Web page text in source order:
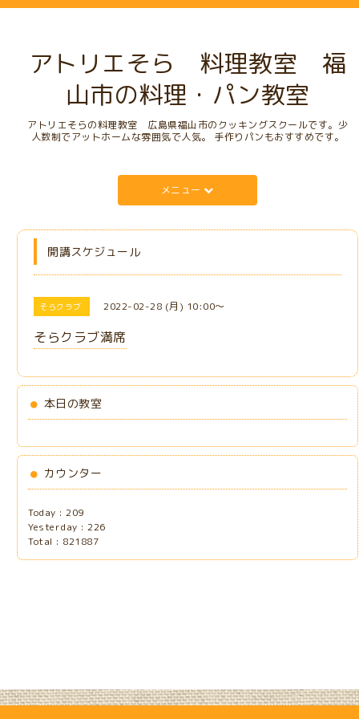
アトリエそら 料理教室 福
山市の料理・パン教室
アトリエそらの料理教室 広島県福山市のクッキングスクールです。少
人数制でアットホームな雰囲気で人気。 手作りパンもおすすめです。
メニュー
開講スケジュール
そらクラブ 2022-02-28 (月) 10:00～
そらクラブ満席
本日の教室
カウンター
Today :209
Yesterday :226
Total : 821887